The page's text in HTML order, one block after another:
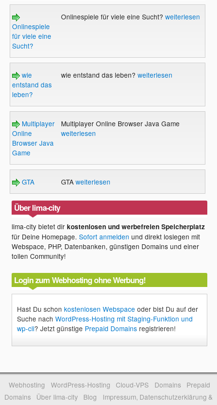
Onlinespiele
für viele eine
Sucht?
Onlinespiele für viele eine Sucht? weiterlesen
wie
entstand das
leben?
wie entstand das leben? weiterlesen
Multiplayer
Online
Browser Java
Game
Multiplayer Online Browser Java Game
weiterlesen
GTA GTA weiterlesen
Über lima-city
lima-city bietet dirkostenlosen und werbefreien Speicherplatz
für Deine Homepage.Sofort anmelden und direkt loslegen mit
Webspace, PHP, Datenbanken, günstigen Domains und einer
tollen Community!
Login zum Webhosting ohne Werbung!
Hast Du schonkostenlosen Webspace oder bist Du auf der
Suche nachWordPress-Hosting mit Staging-Funktion und
wp-cli? Jetzt günstige Prepaid Domains registrieren!
Webhosting WordPress-Hosting Cloud-VPS Domains
Prepaid
Domains
Über lima-city Blog
Impressum, Datenschutzerklärung &